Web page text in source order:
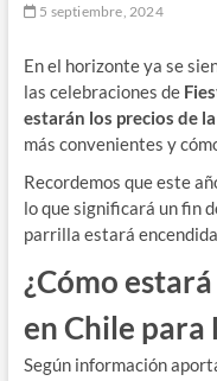
5 septiembre, 2024
En el horizonte ya se
las celebraciones de
estarán los precios de
más convenientes y
Recordemos que este
lo que significará un fin
parrilla estará
¿Cómo
en Chile para
Según información